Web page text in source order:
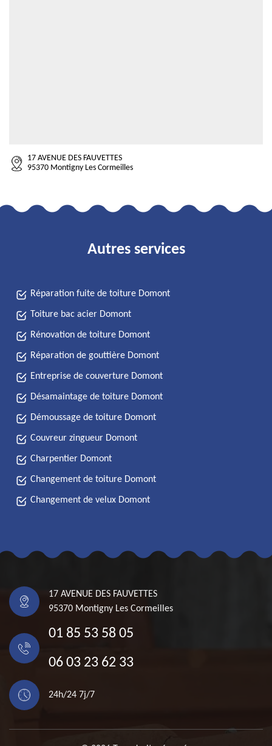
17 AVENUE DES FAUVETTES
95370 Montigny Les Cormeilles
Autres services
Réparation fuite de toiture Domont
Toiture bac acier Domont
Rénovation de toiture Domont
Réparation de gouttière Domont
Entreprise de couverture Domont
Désamaintage de toiture Domont
Démoussage de toiture Domont
Couvreur zingueur Domont
Charpentier Domont
Changement de toiture Domont
Changement de velux Domont
17 AVENUE DES FAUVETTES
95370 Montigny Les Cormeilles
01 85 53 58 05
06 03 23 62 33
24h/24 7j/7